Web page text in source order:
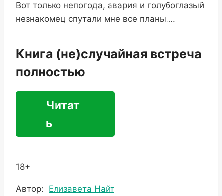
Вот только непогода, авария и голубоглазый
незнакомец спутали мне все планы….
Книга (не)случайная встреча
полностью
Читат
ь
18+
Метки
Автор: Елизавета Найт